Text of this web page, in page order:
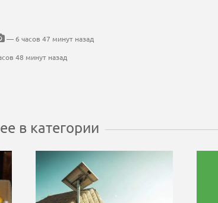
— 6 часов 47 минут назад
48 минут назад
в категории